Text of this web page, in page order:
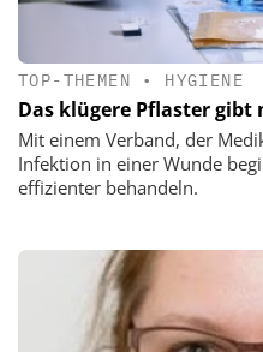
TOP-THEMEN • HYGIENE
Das klügere Pflaster gibt
Mit einem Verband, der
Infektion in einer Wunde
effizienter behandeln.